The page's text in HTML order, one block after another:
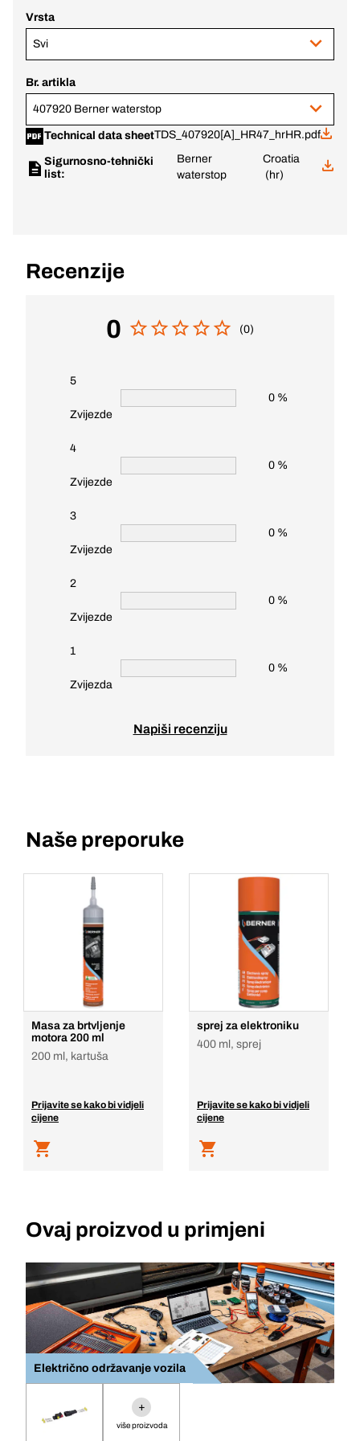
Vrsta
Svi
Br. artikla
407920 Berner waterstop
Technical data sheetTDS_407920[A]_HR47_hrHR.pdf
Sigurnosno-tehnički
list:
Berner
waterstop
Croatia
(hr)
Recenzije
0 (0)
5
Zvijezde
0 %
4
Zvijezde
0 %
3
Zvijezde
0 %
2
Zvijezde
0 %
1
Zvijezda
0 %
Napiši recenziju
Naše preporuke
Masa za brtvljenje
motora 200 ml
200 ml, kartuša
Prijavite se kako bi vidjeli
cijene
sprej za elektroniku
400 ml, sprej
Prijavite se kako bi vidjeli
cijene
Ovaj proizvod u primjeni
Električno održavanje vozila
+
više proizvoda